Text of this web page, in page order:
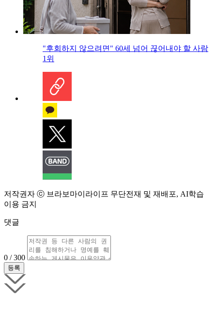
"후회하지 않으려면" 60세 넘어 끊어내야 할 사람
1위
저작권자 ⓒ 브라보마이라이프 무단전재 및 재배포, AI학습
이용 금지
댓글
0 / 300